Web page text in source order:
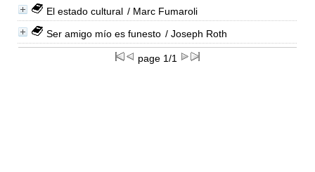
El estado cultural / Marc Fumaroli
Ser amigo mío es funesto / Joseph Roth
page 1/1